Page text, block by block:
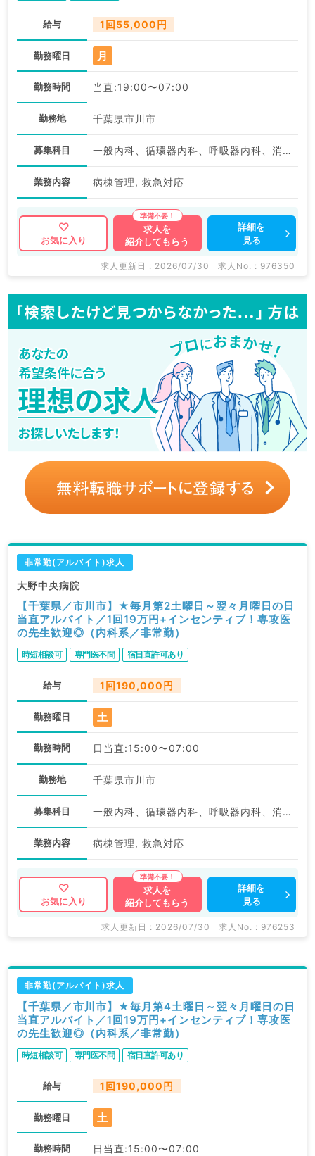
給与 1回55,000円
勤務曜日 月
勤務時間 当直:19:00〜07:00
勤務地 千葉県市川市
募集科目 一般内科、循環器内科、呼吸器内科、消化器内科、内分泌・代謝内科、腎臓内科
業務内容 病棟管理, 救急対応
お気に入り
求人を
紹介してもらう
詳細を
見る
求人更新日 : 2026/07/30 求人No. : 976350
非常勤(アルバイト)求人
大野中央病院
【千葉県／市川市】★毎月第2土曜日～翌々月曜日の日
当直アルバイト／1回19万円+インセンティブ！専攻医
の先生歓迎◎（内科系／非常勤）
時短相談可 専門医不問 宿日直許可あり
給与 1回190,000円
勤務曜日 土
勤務時間 日当直:15:00〜07:00
勤務地 千葉県市川市
募集科目 一般内科、循環器内科、呼吸器内科、消化器内科、内分泌・代謝内科、腎臓内科
業務内容 病棟管理, 救急対応
お気に入り
求人を
紹介してもらう
詳細を
見る
求人更新日 : 2026/07/30 求人No. : 976253
非常勤(アルバイト)求人
【千葉県／市川市】★毎月第4土曜日～翌々月曜日の日
当直アルバイト／1回19万円+インセンティブ！専攻医
の先生歓迎◎（内科系／非常勤）
時短相談可 専門医不問 宿日直許可あり
給与 1回190,000円
勤務曜日 土
勤務時間 日当直:15:00〜07:00